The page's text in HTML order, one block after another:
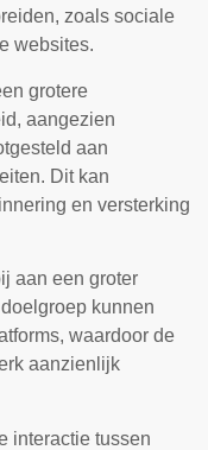
zoals sociale
websites.
grotere
aangezien
aan
Dit kan
en versterking
aan een groter
kunnen
waardoor de
aanzienlijk
interactie tussen